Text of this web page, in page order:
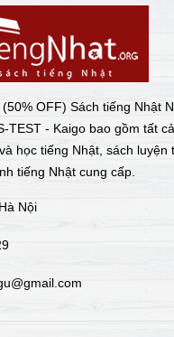
OFF) Sách tiếng Nhật
TEST - Kaigo bao gồm tất
học tiếng Nhật, sách luyện
tiếng Nhật cung cấp.
Nội